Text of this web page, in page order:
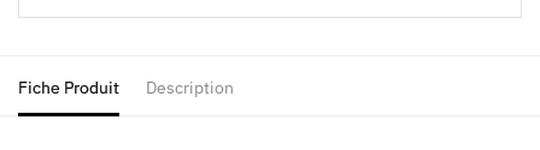
Fiche Produit Description